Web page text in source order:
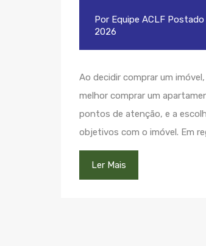
Por Equipe ACLF Postado
2026
Ao decidir comprar um
melhor comprar um
pontos de atenção, e a
objetivos com o imóvel. Em
Ler Mais